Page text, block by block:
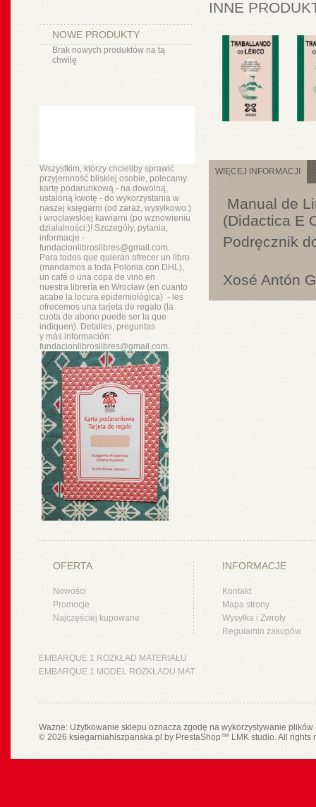
NOWE PRODUKTY
Brak nowych produktów na tą
chwilę
Wszystkim, którzy chcieliby sprawić
przyjemność bliskiej osobie, polecamy
kartę podarunkową - na dowolną,
ustaloną kwotę - do wykorzystania w
naszej księgarni (od zaraz, wysyłkowo:)
i wrocławskiej kawiarni (po wznowieniu
działalności:)! Szczegóły, pytania,
informacje -
fundacionlibroslibres@gmail.com.
Para todos que quieran ofrecer un libro
(mandamos a toda Polonia con DHL),
un café o una copa de vino en
nuestra libreríaen Wrocław (en cuanto
acabe la locura epidemiológica) - les
ofrecemos una tarjeta de regalo (la
cuota de abono puede ser la que
indiquen). Detalles, preguntas
y másinformación:
fundacionlibroslibres@gmail.com.
INNE
WIĘCEJ INFORMACJI
Manual de
(Didactica E
Podręcznik
Xosé Antón
OFERTA
Nowości
Promocje
Najczęściej kupowane
INFORMACJE
Kontakt
Mapa strony
Wysyłka i Zwroty
Regulamin zakupów
EMBARQUE 1 ROZKŁAD MATERIAŁU
EMBARQUE 1 MODEL ROZKŁADU MAT.
Ważne: Użytkowanie sklepu oznacza zgodę na wykorzystywanie
© 2026 ksiegarniahiszpanska.pl by PrestaShop™ LMK studio. All rights